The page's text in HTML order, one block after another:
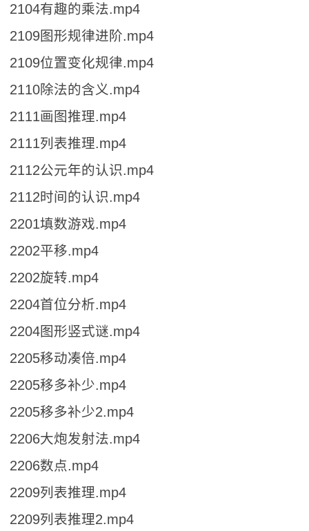
2104有趣的乘法.mp4
2109图形规律进阶.mp4
2109位置变化规律.mp4
2110除法的含义.mp4
2111画图推理.mp4
2111列表推理.mp4
2112公元年的认识.mp4
2112时间的认识.mp4
2201填数游戏.mp4
2202平移.mp4
2202旋转.mp4
2204首位分析.mp4
2204图形竖式谜.mp4
2205移动凑倍.mp4
2205移多补少.mp4
2205移多补少2.mp4
2206大炮发射法.mp4
2206数点.mp4
2209列表推理.mp4
2209列表推理2.mp4